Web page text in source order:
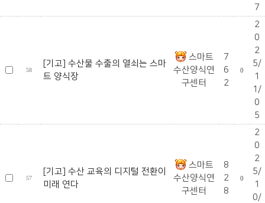
7
58
[기고] 수산물 수출의 열쇠는 스마
트 양식장
스마트
수산양식연
구센터
7
6
2
0
2
0
2
5/
1
1/
0
5
57
[기고] 수산 교육의 디지털 전환이
미래 연다
스마트
수산양식연
구센터
8
2
8
0
2
0
2
5/
1
0/